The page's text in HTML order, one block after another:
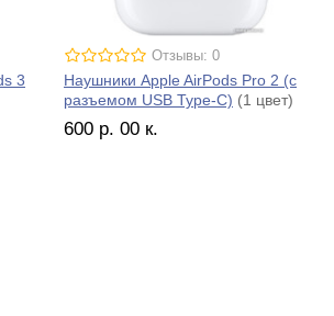
3
Отзывы: 0
Наушники Apple AirPods Pro 2 (с
разъемом USB Type-C) (1 цвет)
600 р. 00 к.